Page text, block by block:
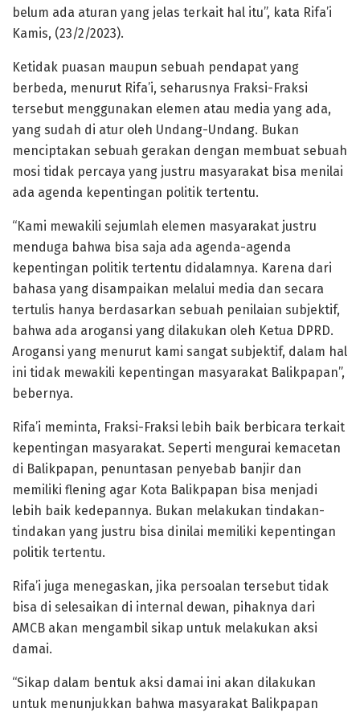
belum ada aturan yang jelas terkait hal itu”, kata Rifa’i
Kamis, (23/2/2023).
Ketidak puasan maupun sebuah pendapat yang
berbeda, menurut Rifa’i, seharusnya Fraksi-Fraksi
tersebut menggunakan elemen atau media yang ada,
yang sudah di atur oleh Undang-Undang. Bukan
menciptakan sebuah gerakan dengan membuat sebuah
mosi tidak percaya yang justru masyarakat bisa menilai
ada agenda kepentingan politik tertentu.
“Kami mewakili sejumlah elemen masyarakat justru
menduga bahwa bisa saja ada agenda-agenda
kepentingan politik tertentu didalamnya. Karena dari
bahasa yang disampaikan melalui media dan secara
tertulis hanya berdasarkan sebuah penilaian subjektif,
bahwa ada arogansi yang dilakukan oleh Ketua DPRD.
Arogansi yang menurut kami sangat subjektif, dalam hal
ini tidak mewakili kepentingan masyarakat Balikpapan”,
bebernya.
Rifa’i meminta, Fraksi-Fraksi lebih baik berbicara terkait
kepentingan masyarakat. Seperti mengurai kemacetan
di Balikpapan, penuntasan penyebab banjir dan
memiliki flening agar Kota Balikpapan bisa menjadi
lebih baik kedepannya. Bukan melakukan tindakan-
tindakan yang justru bisa dinilai memiliki kepentingan
politik tertentu.
Rifa’i juga menegaskan, jika persoalan tersebut tidak
bisa di selesaikan di internal dewan, pihaknya dari
AMCB akan mengambil sikap untuk melakukan aksi
damai.
“Sikap dalam bentuk aksi damai ini akan dilakukan
untuk menunjukkan bahwa masyarakat Balikpapan